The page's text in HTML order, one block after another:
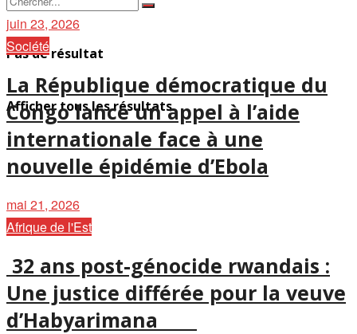
Pas de résultat
Afficher tous les résultats
juin 23, 2026
Société
La République démocratique du
Congo lance un appel à l’aide
internationale face à une
nouvelle épidémie d’Ebola
mai 21, 2026
Afrique de l'Est
32 ans post-génocide rwandais :
Une justice différée pour la veuve
d’Habyarimana